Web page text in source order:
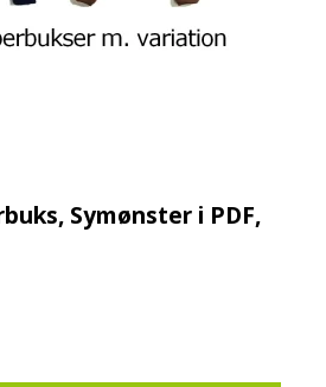
Symønster i PDF,